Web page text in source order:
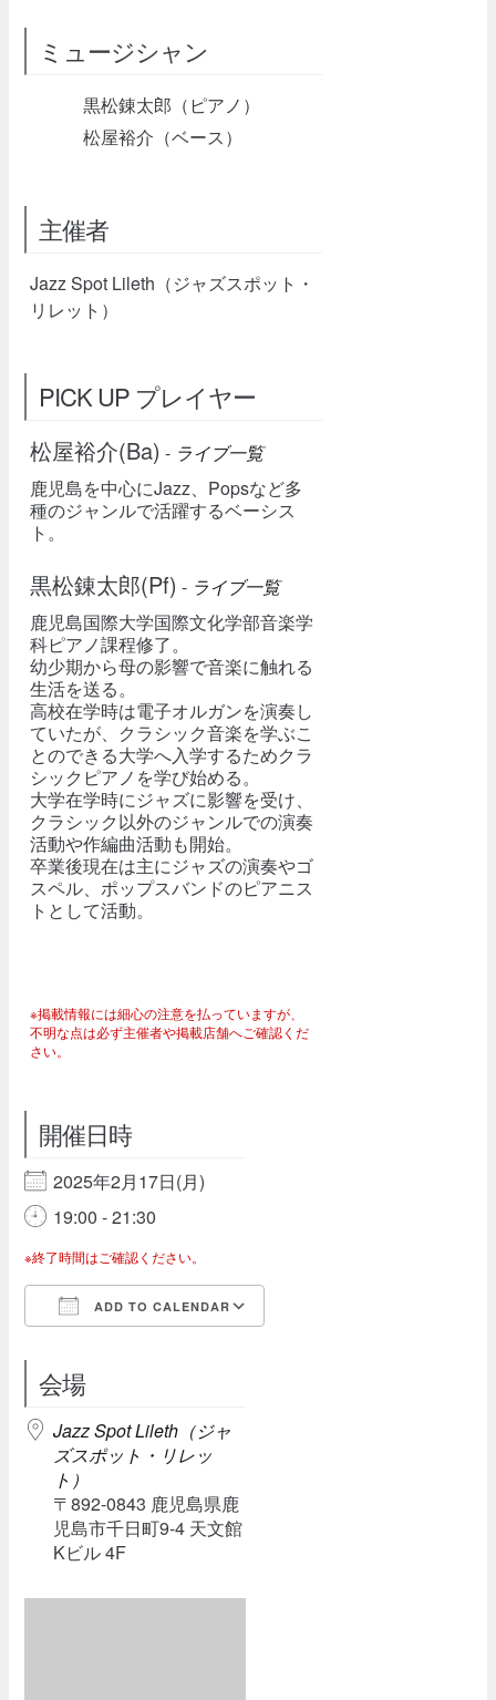
ミュージシャン
黒松錬太郎（ピアノ）
松屋裕介（ベース）
主催者
Jazz Spot Lileth（ジャズスポット・
リレット）
PICK UP プレイヤー
松屋裕介(Ba) - ライブ一覧
鹿児島を中心にJazz、Popsなど多
種のジャンルで活躍するベーシス
ト。
黒松錬太郎(Pf) - ライブ一覧
鹿児島国際大学国際文化学部音楽学
科ピアノ課程修了。
幼少期から母の影響で音楽に触れる
生活を送る。
高校在学時は電子オルガンを演奏し
ていたが、クラシック音楽を学ぶこ
とのできる大学へ入学するためクラ
シックピアノを学び始める。
大学在学時にジャズに影響を受け、
クラシック以外のジャンルでの演奏
活動や作編曲活動も開始。
卒業後現在は主にジャズの演奏やゴ
スペル、ポップスバンドのピアニス
トとして活動。
※掲載情報には細心の注意を払っていますが、
不明な点は必ず主催者や掲載店舗へご確認くだ
さい。
開催日時
2025年2月17日(月)
19:00 - 21:30
※終了時間はご確認ください。
ADD TO CALENDAR
会場
Jazz Spot Lileth（ジャ
ズスポット・リレッ
ト）
〒892-0843 鹿児島県鹿
児島市千日町9-4 天文館
Kビル 4F